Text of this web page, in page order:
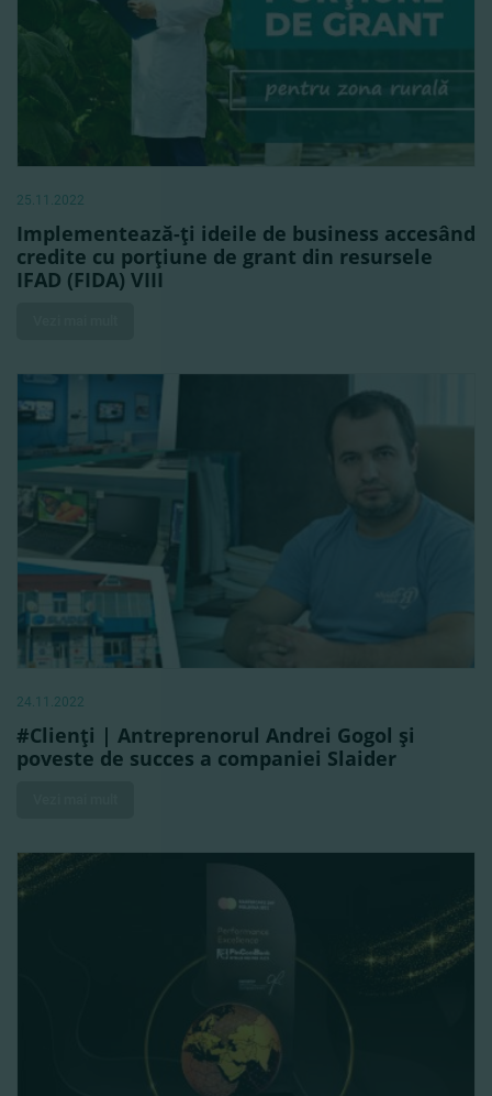
25.11.2022
Implementează-ţi ideile de business accesând
credite cu porţiune de grant din resursele
IFAD (FIDA) VIII
24.11.2022
#Clienţi | Antreprenorul Andrei Gogol şi
poveste de succes a companiei Slaider